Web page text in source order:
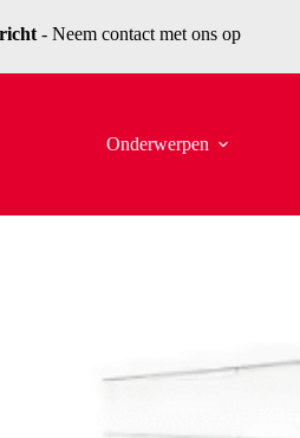
- Neem contact met ons op
Onderwerpen